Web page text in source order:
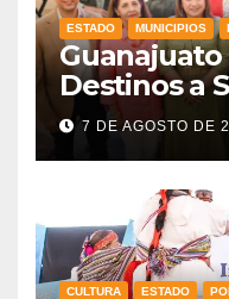
ESTADO MUNICIPIOS
Guanajuato
Destinos a
vísperas de
7 DE AGOSTO DE
CULTURA ESTADO